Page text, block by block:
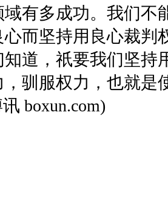
有多成功。我们不
心而坚持用良心裁判
道，祇要我们坚持
，驯服权力，也就
boxun.com)